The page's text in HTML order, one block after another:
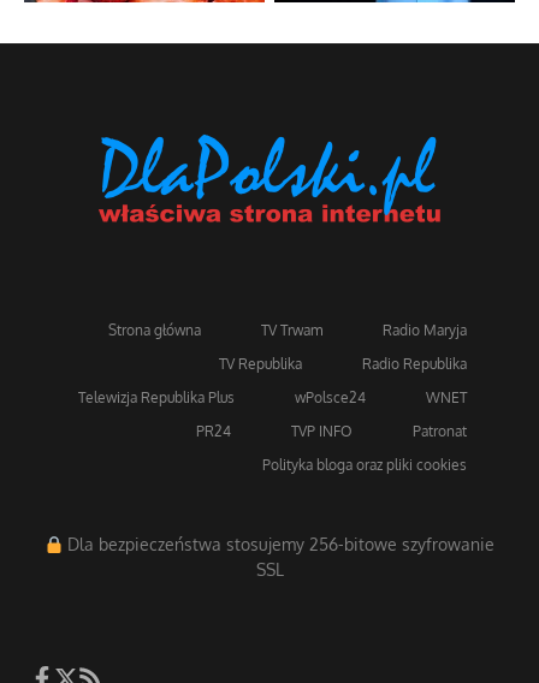
Strona główna TV Trwam
Radio Maryja
TV Republika
Radio Republika
Telewizja Republika Plus
wPolsce24
WNET
PR24
TVP INFO
Patronat
Polityka bloga oraz pliki cookies
Dla bezpieczeństwa stosujemy 256-bitowe szyfrowanie
SSL